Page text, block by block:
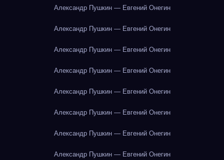
Александр Пушкин — Евгений Онегин
Александр Пушкин — Евгений Онегин
Александр Пушкин — Евгений Онегин
Александр Пушкин — Евгений Онегин
Александр Пушкин — Евгений Онегин
Александр Пушкин — Евгений Онегин
Александр Пушкин — Евгений Онегин
Александр Пушкин — Евгений Онегин